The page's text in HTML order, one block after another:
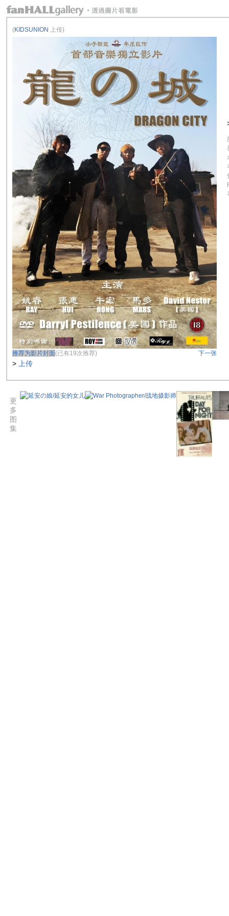
(KIDSUNION 上传)
推荐为影片封面(已有19次推荐) 下一张
> 上传
更
多
图
集